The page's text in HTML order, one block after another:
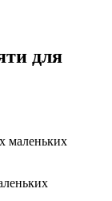
для
маленьких